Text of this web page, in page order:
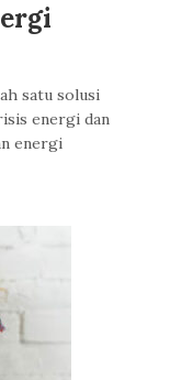
satu solusi
energi dan
energi